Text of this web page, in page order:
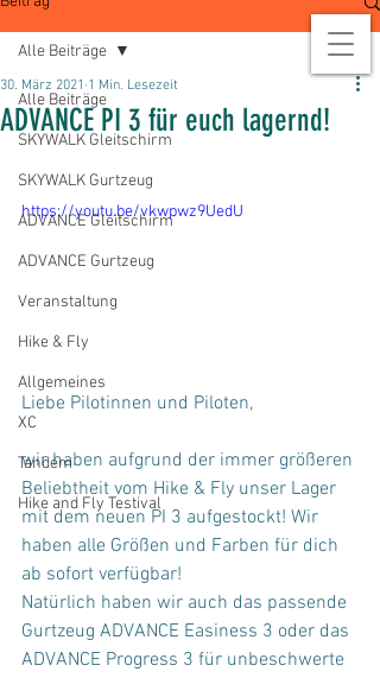
Alle Beiträge
SKYWALK Gleitschirm
SKYWALK Gurtzeug
ADVANCE Gleitschirm
ADVANCE Gurtzeug
Veranstaltung
Hike & Fly
Allgemeines
XC
Tandem
Hike and Fly Testival
Alle Beiträge
ADVANCE PI 3 für euch lagernd!
30. März 2021 1 Min. Lesezeit
https://youtu.be/vkwpwz9UedU
Liebe Pilotinnen und Piloten,
wir haben aufgrund der immer größeren
Beliebtheit vom Hike & Fly unser Lager
mit dem neuen PI 3 aufgestockt! Wir
haben alle Größen und Farben für dich
ab sofort verfügbar!
Natürlich haben wir auch das passende
Gurtzeug ADVANCE Easiness 3 oder das
ADVANCE Progress 3 für unbeschwerte